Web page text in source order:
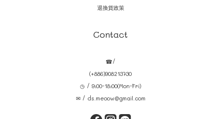
退換貨政策
Contact
☎/
(+886)908213730
◷ / 9:00-18:00(Mon-Fri)
✉ / ds.meoow@gmail.com